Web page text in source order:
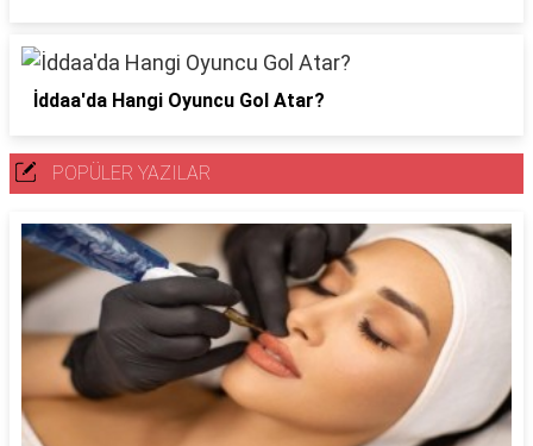
İddaa'da Hangi Oyuncu Gol Atar?
POPÜLER YAZILAR